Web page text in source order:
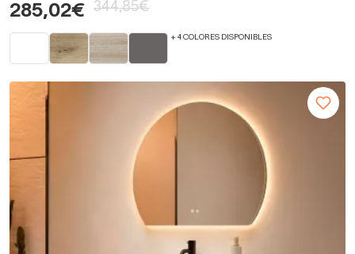
285,02€ 344,85€
+ 4 COLORES DISPONIBLES